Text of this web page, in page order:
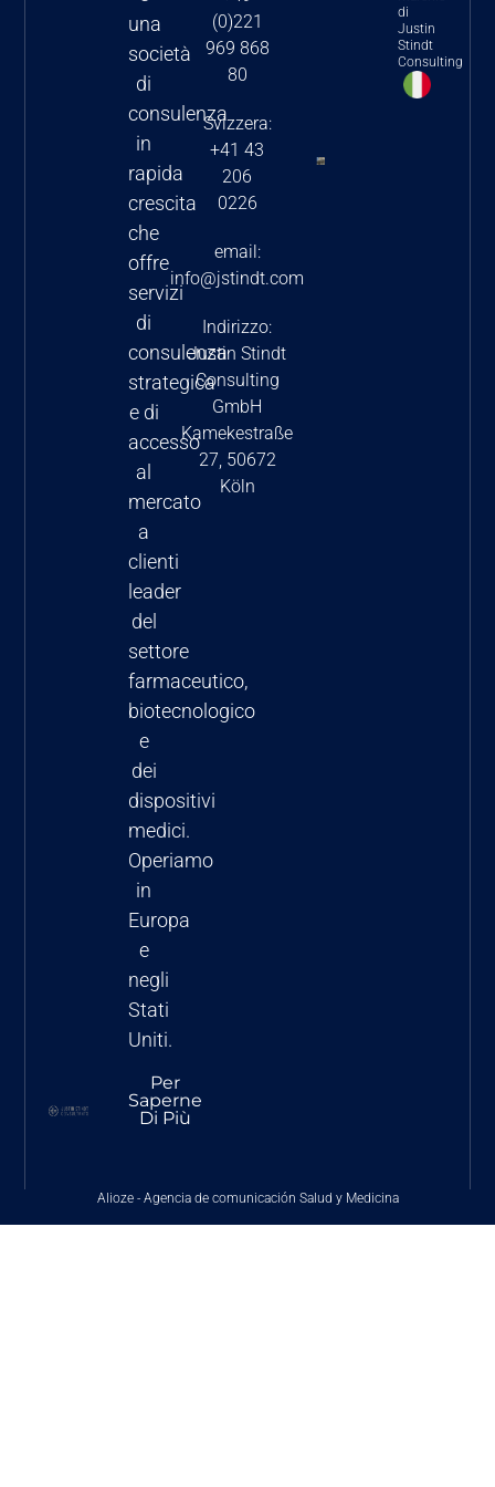
una
società
di
consulenza
in
rapida
crescita
che
offre
servizi
di
consulenza
strategica
e di
accesso
al
mercato
a
clienti
leader
del
settore
farmaceutico,
biotecnologico
e
dei
dispositivi
medici.
Operiamo
in
Europa
e
negli
Stati
Uniti.
Per
Saperne
Di Più
(0)221
969 868
80
Svizzera:
+41 43
206
0226
email:
info@jstindt.com
Indirizzo:
Justin Stindt
Consulting
GmbH
Kamekestraße
27, 50672
Köln
strategici per
il settore
farmaceutico
di
Justin
Stindt
Consulting
Alioze- Agencia de comunicación Salud y Medicina